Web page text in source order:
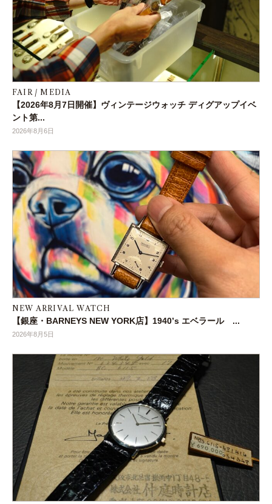
FAIR / MEDIA
【2026年8月7日開催】ヴィンテージウォッチ ディグアップイベ
ント第...
2026年8月6日
NEW ARRIVAL WATCH
【銀座・BARNEYS NEW YORK店】1940’s エベラール ...
2026年8月5日